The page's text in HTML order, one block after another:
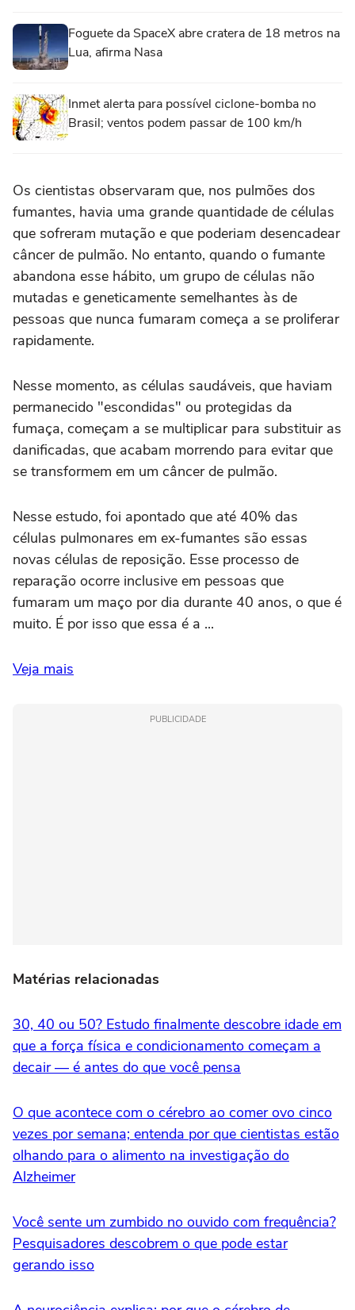
Foguete da SpaceX abre cratera de 18 metros na
Lua, afirma Nasa
Inmet alerta para possível ciclone-bomba no
Brasil; ventos podem passar de 100 km/h
Os cientistas observaram que, nos pulmões dos
fumantes, havia uma grande quantidade de células
que sofreram mutação e que poderiam desencadear
câncer de pulmão. No entanto, quando o fumante
abandona esse hábito, um grupo de células não
mutadas e geneticamente semelhantes às de
pessoas que nunca fumaram começa a se proliferar
rapidamente.
Nesse momento, as células saudáveis, que haviam
permanecido "escondidas" ou protegidas da
fumaça, começam a se multiplicar para substituir as
danificadas, que acabam morrendo para evitar que
se transformem em um câncer de pulmão.
Nesse estudo, foi apontado que até 40% das
células pulmonares em ex-fumantes são essas
novas células de reposição. Esse processo de
reparação ocorre inclusive em pessoas que
fumaram um maço por dia durante 40 anos, o que é
muito. É por isso que essa é a ...
Veja mais
PUBLICIDADE
Matérias relacionadas
30, 40 ou 50? Estudo finalmente descobre idade em
que a força física e condicionamento começam a
decair — é antes do que você pensa
O que acontece com o cérebro ao comer ovo cinco
vezes por semana; entenda por que cientistas estão
olhando para o alimento na investigação do
Alzheimer
Você sente um zumbido no ouvido com frequência?
Pesquisadores descobrem o que pode estar
gerando isso